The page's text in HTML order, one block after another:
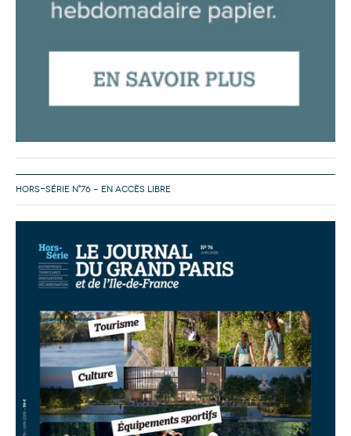
HORS-SÉRIE N°76 – EN ACCÈS LIBRE